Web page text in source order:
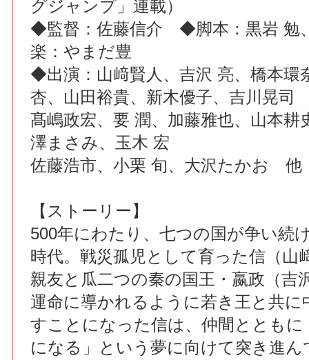
グジャンプ」連載）
◆監督：佐藤信介 ◆脚本：黒岩
楽：やまだ豊
◆出演：山﨑賢人、吉沢 亮、橋本環
杏、山田裕貴、新木優子、吉川晃司
髙嶋政宏、要 潤、加藤雅也、山本耕
澤まさみ、玉木 宏
佐藤浩市、小栗 旬、大沢たかお 他
【ストーリー】
500年にわたり、七つの国が争い続
時代。戦災孤児として育った信（山
親友と瓜二つの秦の国王・嬴政（吉
運命に導かれるように若き王と共に
すことになった信は、仲間とともに
になる」という夢に向けて突き進